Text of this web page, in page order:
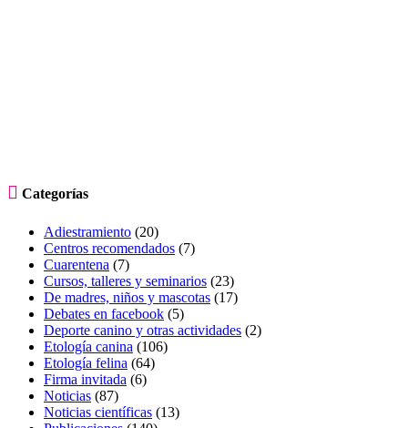
 Categorías
Adiestramiento (20)
Centros recomendados (7)
Cuarentena (7)
Cursos, talleres y seminarios (23)
De madres, niños y mascotas (17)
Debates en facebook (5)
Deporte canino y otras actividades (2)
Etología canina (106)
Etología felina (64)
Firma invitada (6)
Noticias (87)
Noticias científicas (13)